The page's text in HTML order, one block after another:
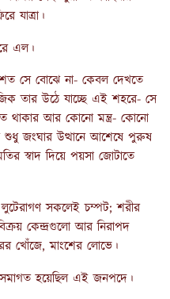
যাত্রা।
এল।
সে বোঝে না- কেবল দেখতে
তার উঠে যাচ্ছে এই শহরে- সে
থাকার আর কোনো মন্ত্র- কোনো
জংঘার উত্থানে আশেষে পুরুষ
স্বাদ দিয়ে পয়সা জোটাতে
ও লুটেরাগণ সকলেই চম্পট; শরীর
কেন্দ্রগুলো আর নিরাপদ
মাংশের লোভে।
হয়েছিল এই জনপদে।